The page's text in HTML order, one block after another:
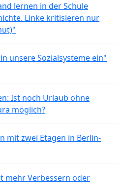
lernen in der Schule
Linke kritisieren nur
unsere Sozialsysteme ein"
Ist noch Urlaub ohne
möglich?
mit zwei Etagen in Berlin-
mehr Verbessern oder